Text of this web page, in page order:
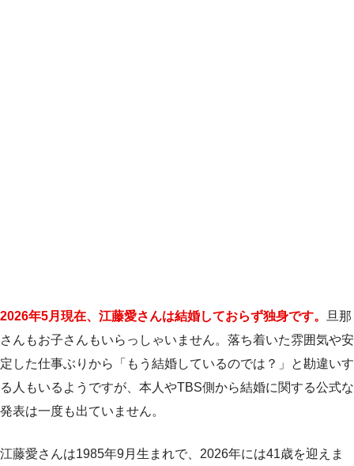
2026年5月現在、江藤愛さんは結婚しておらず独身です。
旦那
さんもお子さんもいらっしゃいません。落ち着いた雰囲気や安
定した仕事ぶりから「もう結婚しているのでは？」と勘違いす
る人もいるようですが、本人やTBS側から結婚に関する公式な
発表は一度も出ていません。
江藤愛さんは1985年9月生まれで、2026年には41歳を迎えま